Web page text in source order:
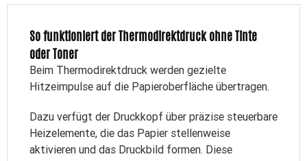
So funktioniert der Thermodirektdruck ohne Tinte
oder Toner
Beim Thermodirektdruck werden gezielte
Hitzeimpulse auf die Papieroberfläche übertragen.
Dazu verfügt der Druckkopf über präzise steuerbare
Heizelemente, die das Papier stellenweise
aktivieren und das Druckbild formen. Diese